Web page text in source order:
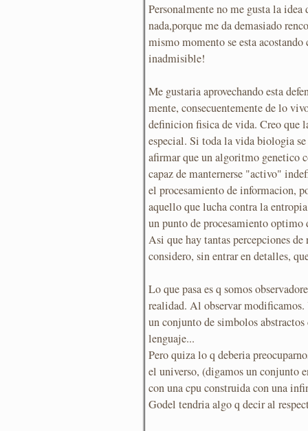
Personalmente no me gusta la
nada,porque me da demasiado
mismo momento se esta
inadmisible!
Me gustaria aprovechando esta
mente, consecuentemente de lo
definicion fisica de vida. Creo que
especial. Si toda la vida biologia
afirmar que un algoritmo genetico
capaz de manternerse "activo"
el procesamiento de informacion,
aquello que lucha contra la
un punto de procesamiento optimo
Asi que hay tantas percepciones
considero, sin entrar en detalles,
Lo que pasa es q somos
realidad. Al observar
un conjunto de simbolos
lenguaje...
Pero quiza lo q deberia
el universo, (digamos un conjunto
con una cpu construida con una
Godel tendria algo q decir al